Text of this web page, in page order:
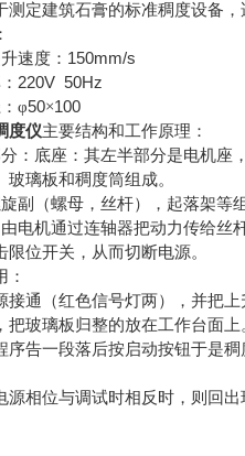
测定建筑石膏的标准稠度设备
速度： 150mm/s
220V 50Hz
φ50×100
度仪主要结构和工作原理：
分：底座：其左半部分是电机
玻璃板和稠度筒组成。
副（螺母，丝杆），起落架等组
电机通过连轴器把动力传给丝
限位开关，从而切断电源。
：
接通（红色信号灯两），并把
把玻璃板归整的放在工作台面
序告一段落后按启动按钮于是稠
源相位与调试时相反时，则回